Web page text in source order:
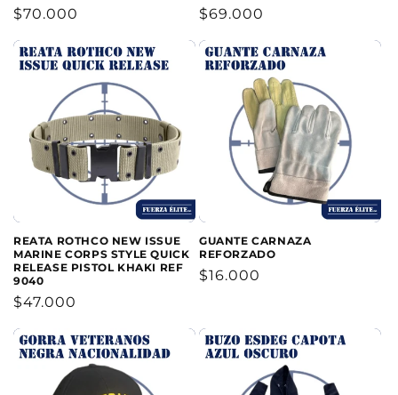
Precio
$70.000
Precio
$69.000
REATA ROTHCO NEW ISSUE
MARINE CORPS STYLE QUICK
RELEASE PISTOL KHAKI REF
9040
Precio
$47.000
GUANTE CARNAZA
REFORZADO
Precio
$16.000